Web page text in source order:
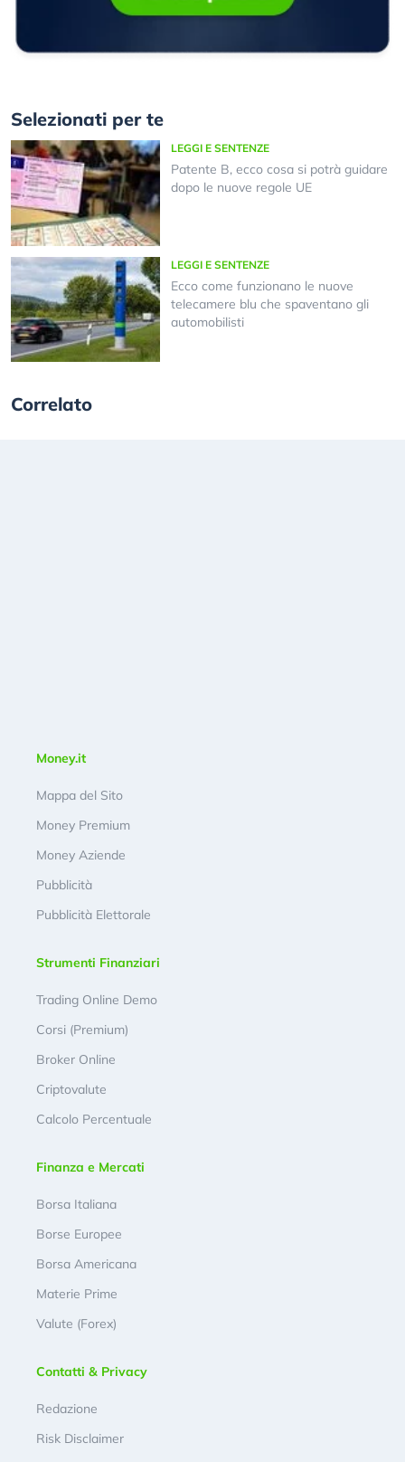
Selezionati per te
LEGGI E SENTENZE
Patente B, ecco cosa si potrà guidare
dopo le nuove regole UE
LEGGI E SENTENZE
Ecco come funzionano le nuove
telecamere blu che spaventano gli
automobilisti
Correlato
Money.it
Mappa del Sito
Money Premium
Money Aziende
Pubblicità
Pubblicità Elettorale
Strumenti Finanziari
Trading Online Demo
Corsi (Premium)
Broker Online
Criptovalute
Calcolo Percentuale
Finanza e Mercati
Borsa Italiana
Borse Europee
Borsa Americana
Materie Prime
Valute (Forex)
Contatti & Privacy
Redazione
Risk Disclaimer